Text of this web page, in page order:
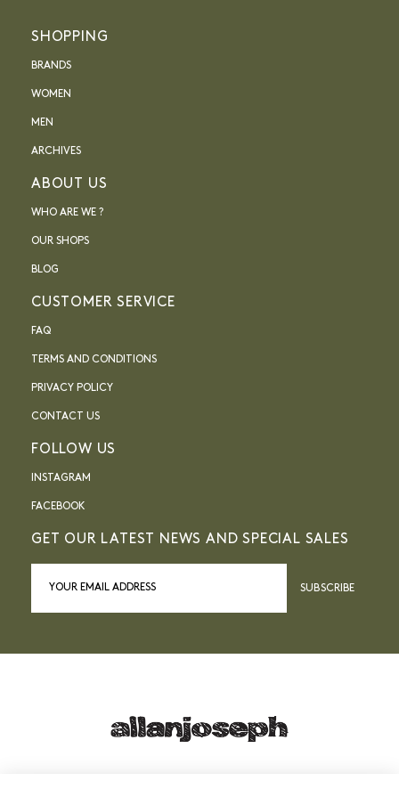
SHOPPING
BRANDS
WOMEN
MEN
ARCHIVES
ABOUT US
WHO ARE WE ?
OUR SHOPS
BLOG
CUSTOMER SERVICE
FAQ
TERMS AND CONDITIONS
PRIVACY POLICY
CONTACT US
FOLLOW US
INSTAGRAM
FACEBOOK
GET OUR LATEST NEWS AND SPECIAL SALES
SUBSCRIBE